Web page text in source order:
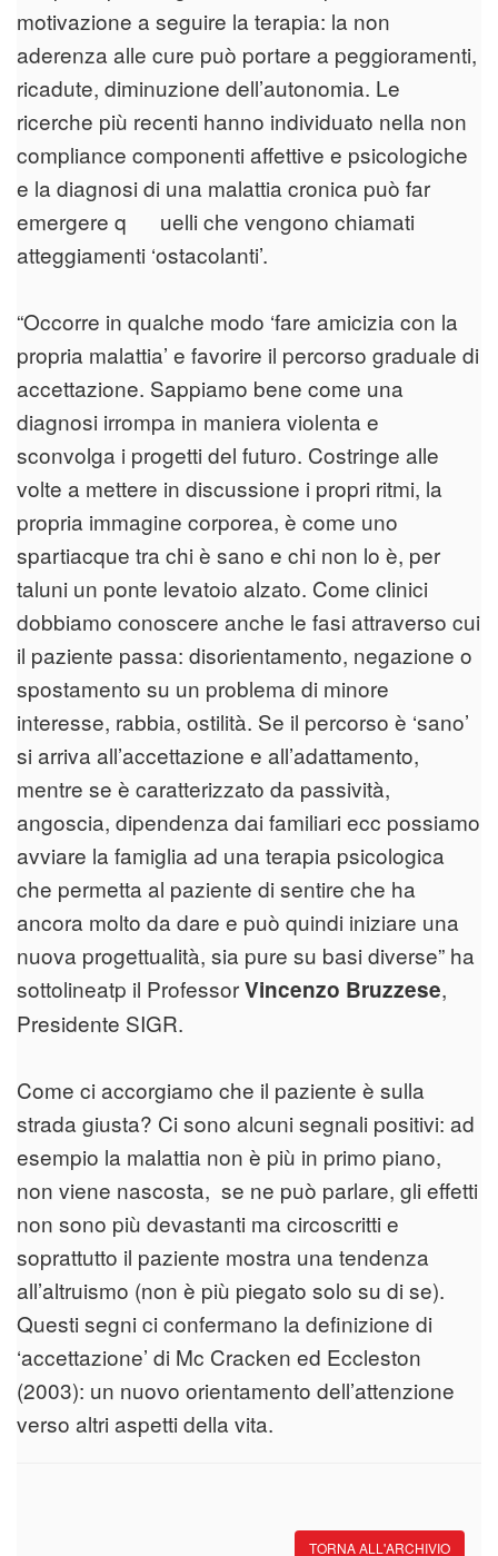
motivazione a seguire la terapia: la non
aderenza alle cure può portare a peggioramenti,
ricadute, diminuzione dell’autonomia. Le
ricerche più recenti hanno individuato nella non
compliance componenti affettive e psicologiche
e la diagnosi di una malattia cronica può far
emergere q uelli che vengono chiamati
atteggiamenti ‘ostacolanti’.
“Occorre in qualche modo ‘fare amicizia con la
propria malattia’ e favorire il percorso graduale di
accettazione. Sappiamo bene come una
diagnosi irrompa in maniera violenta e
sconvolga i progetti del futuro. Costringe alle
volte a mettere in discussione i propri ritmi, la
propria immagine corporea, è come uno
spartiacque tra chi è sano e chi non lo è, per
taluni un ponte levatoio alzato. Come clinici
dobbiamo conoscere anche le fasi attraverso cui
il paziente passa: disorientamento, negazione o
spostamento su un problema di minore
interesse, rabbia, ostilità. Se il percorso è ‘sano’
si arriva all’accettazione e all’adattamento,
mentre se è caratterizzato da passività,
angoscia, dipendenza dai familiari ecc possiamo
avviare la famiglia ad una terapia psicologica
che permetta al paziente di sentire che ha
ancora molto da dare e può quindi iniziare una
nuova progettualità, sia pure su basi diverse” ha
sottolineatp il ProfessorVincenzo Bruzzese,
Presidente SIGR.
Come ci accorgiamo che il paziente è sulla
strada giusta? Ci sono alcuni segnali positivi: ad
esempio la malattia non è più in primo piano,
non viene nascosta, se ne può parlare, gli effetti
non sono più devastanti ma circoscritti e
soprattutto il paziente mostra una tendenza
all’altruismo (non è più piegato solo su di se).
Questi segni ci confermano la definizione di
‘accettazione’ di Mc Cracken ed Eccleston
(2003): un nuovo orientamento dell’attenzione
verso altri aspetti della vita.
TORNA ALL'ARCHIVIO